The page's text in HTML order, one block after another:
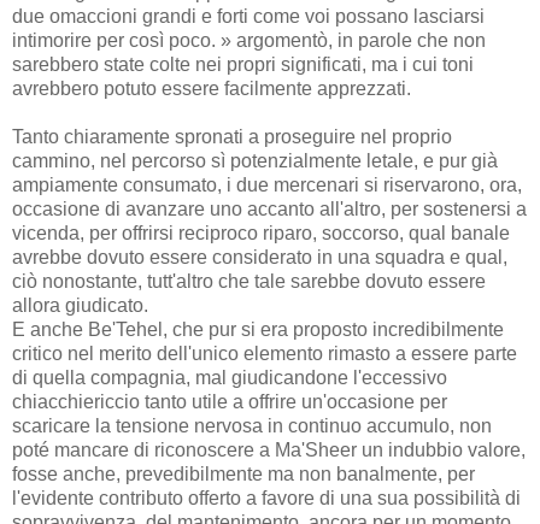
due omaccioni grandi e forti come voi possano lasciarsi
intimorire per così poco. » argomentò, in parole che non
sarebbero state colte nei propri significati, ma i cui toni
avrebbero potuto essere facilmente apprezzati.
Tanto chiaramente spronati a proseguire nel proprio
cammino, nel percorso sì potenzialmente letale, e pur già
ampiamente consumato, i due mercenari si riservarono, ora,
occasione di avanzare uno accanto all'altro, per sostenersi a
vicenda, per offrirsi reciproco riparo, soccorso, qual banale
avrebbe dovuto essere considerato in una squadra e qual,
ciò nonostante, tutt'altro che tale sarebbe dovuto essere
allora giudicato.
E anche Be'Tehel, che pur si era proposto incredibilmente
critico nel merito dell'unico elemento rimasto a essere parte
di quella compagnia, mal giudicandone l'eccessivo
chiacchiericcio tanto utile a offrire un'occasione per
scaricare la tensione nervosa in continuo accumulo, non
poté mancare di riconoscere a Ma'Sheer un indubbio valore,
fosse anche, prevedibilmente ma non banalmente, per
l'evidente contributo offerto a favore di una sua possibilità di